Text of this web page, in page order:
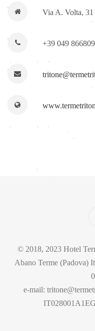
Via A. Volta, 31
+39 049
© 2018, 2023 Hotel
Abano Terme (Padova)
e-mail: